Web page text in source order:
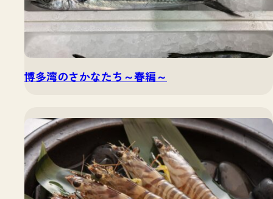
博多湾のさかなたち～春編～